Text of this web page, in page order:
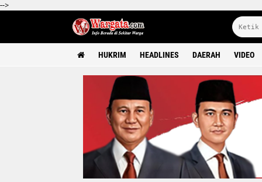
-->
HUKRIM HEADLINES DAERAH VIDEO